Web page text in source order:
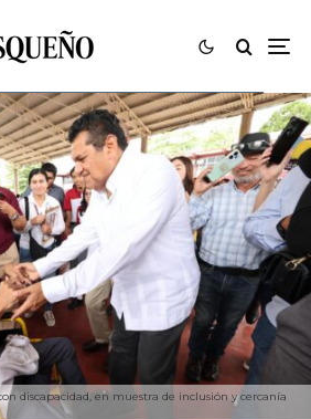
discapacidad, en muestra de inclusión y cercanía